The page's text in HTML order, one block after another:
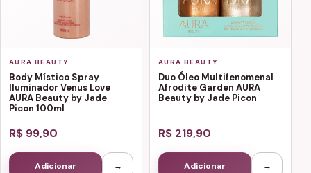
AURA BEAUTY
Body Místico Spray
Iluminador Venus Love
AURA Beauty by Jade
Picon 100ml
R$ 99,90
Adicionar →
AURA BEAUTY
Duo Óleo Multifenomenal
Afrodite Garden AURA
Beauty by Jade Picon
R$ 219,90
Adicionar →